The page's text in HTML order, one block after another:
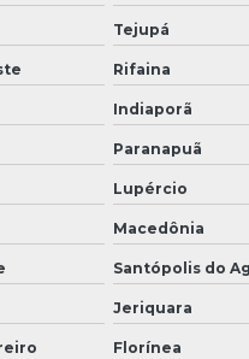
Tejupá
Rifaina
Indiaporã
Paranapuã
Lupércio
Macedônia
Santópolis do
Jeriquara
Florínea